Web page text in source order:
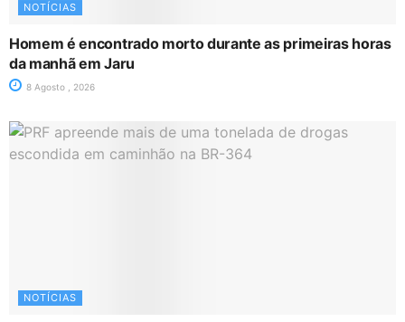
NOTÍCIAS
Homem é encontrado morto durante as primeiras horas
da manhã em Jaru
8 Agosto , 2026
NOTÍCIAS